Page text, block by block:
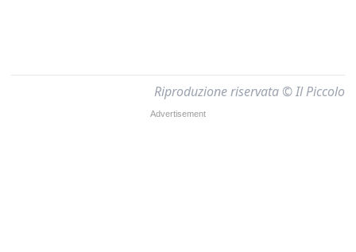
Riproduzione riservata © Il Piccolo